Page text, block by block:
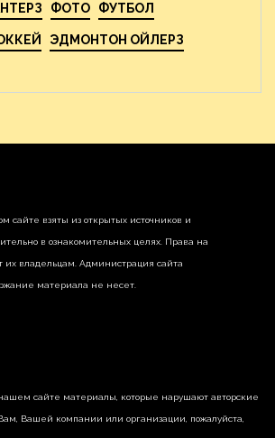
ФОТО ФУТБОЛ
ЭДМОНТОН ОЙЛЕРЗ
сайте взяты из открытых источников и
в ознакомительных целях. Права на
владельцам. Администрация сайта
материала не несет.
сайте материалы, которые нарушают авторские
Вашей компании или организации, пожалуйста,